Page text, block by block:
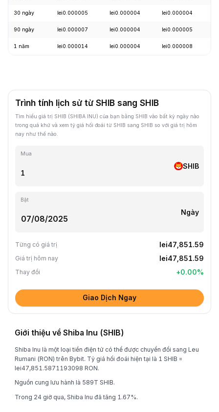
30 ngày lei0.000005 lei0.000004 lei0.000004
90 ngày lei0.000007 lei0.000004 lei0.000005
1 năm lei0.000014 lei0.000004 lei0.000008
Trình tính lịch sử từ SHIB sang SHIB
Tìm hiểu giá trị SHIB (SHIBA INU) của bạn bằng SHIB vào bất kỳ ngày nào
trong quá khứ và xem tỷ giá hối đoái từ SHIB sang SHIB so với giá trị hôm
nay như thế nào.
Mua
SHIB
Bật
Ngày
Từng có giá trị lei47,851.59
Giá trị hôm nay lei47,851.59
Thay đổi +0.00%
Giao Dịch Ngay
Giới thiệu về Shiba Inu (SHIB)
Shiba Inu là một loại tiền điện tử có thể được chuyển đổi sang Leu
Rumani (RON) trên Bybit. Tỷ giá hối đoái hiện tại là 1 SHIB =
lei47,851.5871193098 RON.
Nguồn cung lưu hành là 589T SHIB.
Trong 24 giờ qua, Shiba Inu đã tăng 1.67%.